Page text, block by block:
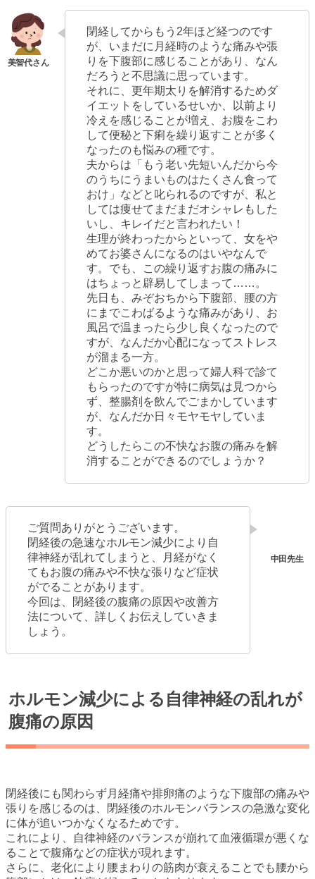
閉経してからもう2年ほど経つのです
が、いまだに月経時のような痛みや張
りを下腹部に感じることがあり、なん
だろうと不思議に思っています。
それに、更年期太りを解消するためダ
イエットをしているせいか、以前より
冷えを感じることが増え、お腹をこわ
して便秘と下痢を繰り返すことが多く
なったのも悩みの種です。
夫からは「もう老い先短いんだから今
のうちにうまいものはたくさん食って
おけ」などと叱られるのですが、私と
しては痩せてまだまだオシャレもした
いし、キレイだと言われたい！
生理が終わったからといって、女をや
めてお婆さんになるのはいやなんで
す。でも、この繰り返すお腹の痛みに
はちょっと辟易してしまって……。
先日も、みぞおちから下腹部、腰の方
にまでこわばるような痛みがあり、お
風呂で温まったら少し良くなったので
すが、なんだか心配になってストレス
が溜まる一方。
どこか悪いのかと思って婦人科で診て
もらったのですが特に病気は見つから
ず、整腸剤を飲んでごまかしています
が、なんだか日々モヤモヤしていま
す。
どうしたらこの不快なお腹の痛みを解
消することができるのでしょうか？
ご質問ありがとうございます。
閉経後の急速なホルモン減少により自
律神経が乱れてしまうと、月経がなく
てもお腹の痛みや不快な張りなど症状
がでることがあります。
今回は、閉経後の腹痛の原因や改善方
法について、詳しくお伝えしていきま
しょう。
ホルモン減少による自律神経の乱れが
腹痛の原因
閉経後にも関わらず月経痛や排卵痛のような下腹部の痛みや
張りを感じるのは、閉経後のホルモンバランスの急激な変化
に体が追いつかなくなるためです。
これにより、自律神経のバランスが崩れて血液循環が悪くな
ることで腹痛などの症状が現れます。
さらに、老化により腰まわりの筋肉が衰えることでも腰から